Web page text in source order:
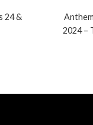
24 &
2024 –